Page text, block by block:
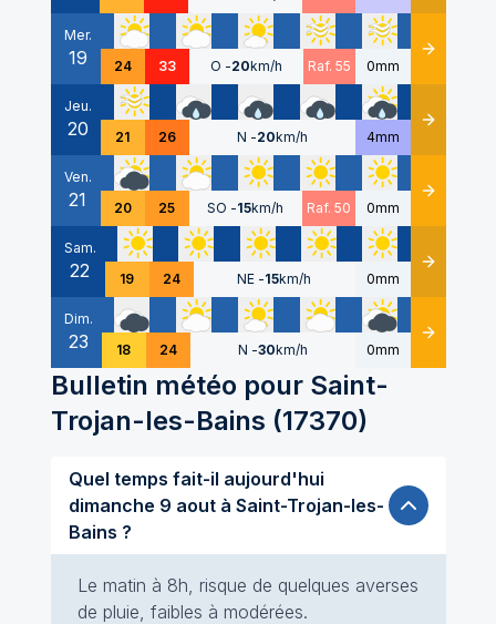
Mer.
19 24 33 O -20km/h Raf. 55 0mm Détails
Jeu.
20 21 26 N -20km/h 4mm Détails
Ven.
21 20 25 SO -15km/h Raf. 50 0mm Détails
Sam.
22 19 24 NE -15km/h 0mm Détails
Dim.
23 18 24 N -30km/h 0mm Détails
Bulletin météo pour Saint-
Trojan-les-Bains (17370)
Quel temps fait-il aujourd'hui
dimanche 9 aout à Saint-Trojan-les-
Bains ?
Le matin à 8h, risque de quelques averses
de pluie, faibles à modérées.